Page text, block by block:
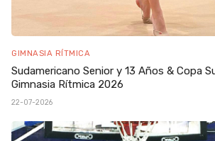
GIMNASIA RÍTMICA
Sudamericano Senior y 13 Años & Copa
Gimnasia Rítmica 2026
22-07-2026